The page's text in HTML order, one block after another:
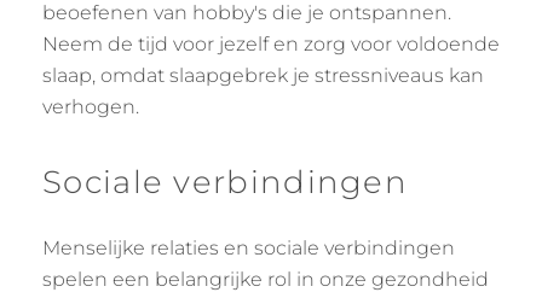
beoefenen van hobby's die je ontspannen.
Neem de tijd voor jezelf en zorg voor voldoende
slaap, omdat slaapgebrek je stressniveaus kan
verhogen.
Sociale verbindingen
Menselijke relaties en sociale verbindingen
spelen een belangrijke rol in onze gezondheid